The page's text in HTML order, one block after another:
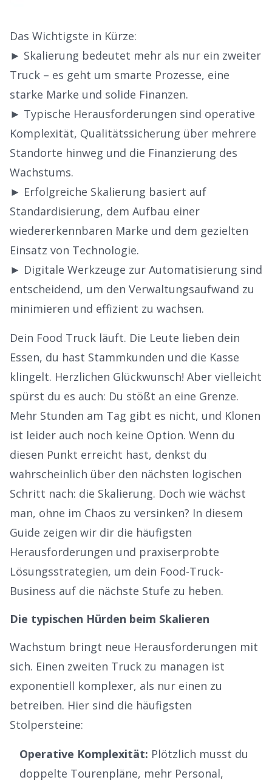
Das Wichtigste in Kürze:
► Skalierung bedeutet mehr als nur ein zweiter
Truck – es geht um smarte Prozesse, eine
starke Marke und solide Finanzen.
► Typische Herausforderungen sind operative
Komplexität, Qualitätssicherung über mehrere
Standorte hinweg und die Finanzierung des
Wachstums.
► Erfolgreiche Skalierung basiert auf
Standardisierung, dem Aufbau einer
wiedererkennbaren Marke und dem gezielten
Einsatz von Technologie.
► Digitale Werkzeuge zur Automatisierung sind
entscheidend, um den Verwaltungsaufwand zu
minimieren und effizient zu wachsen.
Dein Food Truck läuft. Die Leute lieben dein
Essen, du hast Stammkunden und die Kasse
klingelt. Herzlichen Glückwunsch! Aber vielleicht
spürst du es auch: Du stößt an eine Grenze.
Mehr Stunden am Tag gibt es nicht, und Klonen
ist leider auch noch keine Option. Wenn du
diesen Punkt erreicht hast, denkst du
wahrscheinlich über den nächsten logischen
Schritt nach: die Skalierung. Doch wie wächst
man, ohne im Chaos zu versinken? In diesem
Guide zeigen wir dir die häufigsten
Herausforderungen und praxiserprobte
Lösungsstrategien, um dein Food-Truck-
Business auf die nächste Stufe zu heben.
Die typischen Hürden beim Skalieren
Wachstum bringt neue Herausforderungen mit
sich. Einen zweiten Truck zu managen ist
exponentiell komplexer, als nur einen zu
betreiben. Hier sind die häufigsten
Stolpersteine:
Operative Komplexität: Plötzlich musst du
doppelte Tourenpläne, mehr Personal,